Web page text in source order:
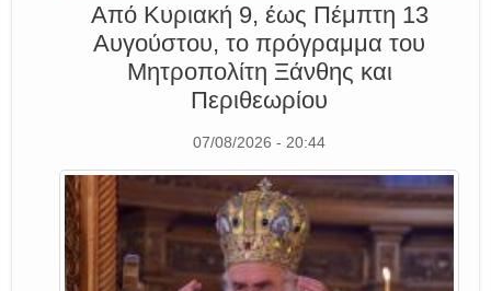
Από Κυριακή 9, έως Πέμπτη 13
Αυγούστου, το πρόγραμμα του
Μητροπολίτη Ξάνθης και
Περιθεωρίου
07/08/2026 - 20:44